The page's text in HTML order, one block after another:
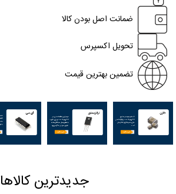
ضمانت اصل بودن کالا
تحویل اکسپرس
تضمین بهترین قیمت
جدیدترین کالاها